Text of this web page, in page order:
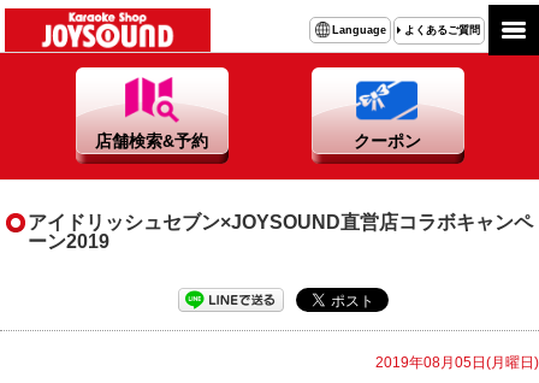
Language よくあるご質問
店舗検索&予約 クーポン
アイドリッシュセブン×JOYSOUND直営店コラボキャンペ
ーン2019
2019年08月05日(月曜日)